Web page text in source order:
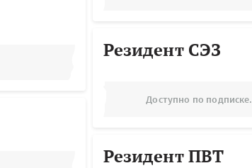
Резидент СЭЗ
Доступно по подписке.
Резидент ПВТ